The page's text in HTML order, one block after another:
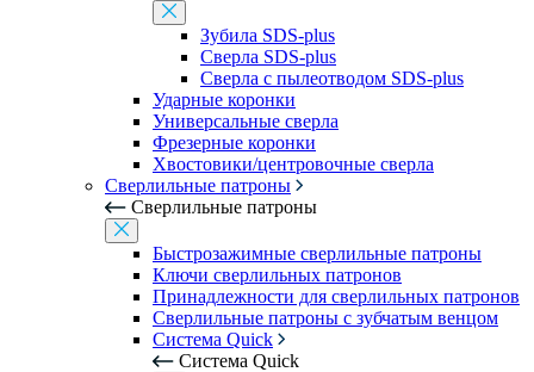
Зубила SDS-plus
Сверла SDS-plus
Сверла с пылеотводом SDS-plus
Ударные коронки
Универсальные сверла
Фрезерные коронки
Хвостовики/центровочные сверла
Сверлильные патроны
Сверлильные патроны
Быстрозажимные сверлильные патроны
Ключи сверлильных патронов
Принадлежности для сверлильных патронов
Сверлильные патроны с зубчатым венцом
Система Quick
Система Quick